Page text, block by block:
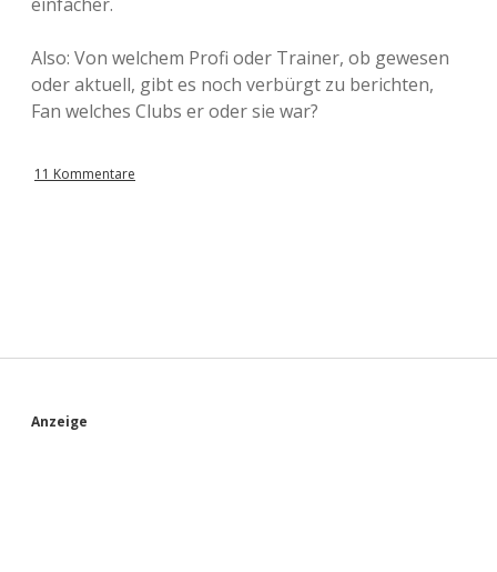
Also: Von welchem Profi oder Trainer, ob gewesen
oder aktuell, gibt es noch verbürgt zu berichten,
Fan welches Clubs er oder sie war?
11 Kommentare
S
Anzeige